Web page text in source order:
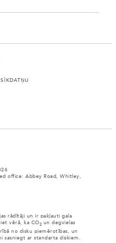
office: Abbey Road, Whitley,
rādītāji un ir pakļauti gala
vērā, ka CO2 un degvielas
no disku piemērotības, un
sasniegt ar standarta diskiem.